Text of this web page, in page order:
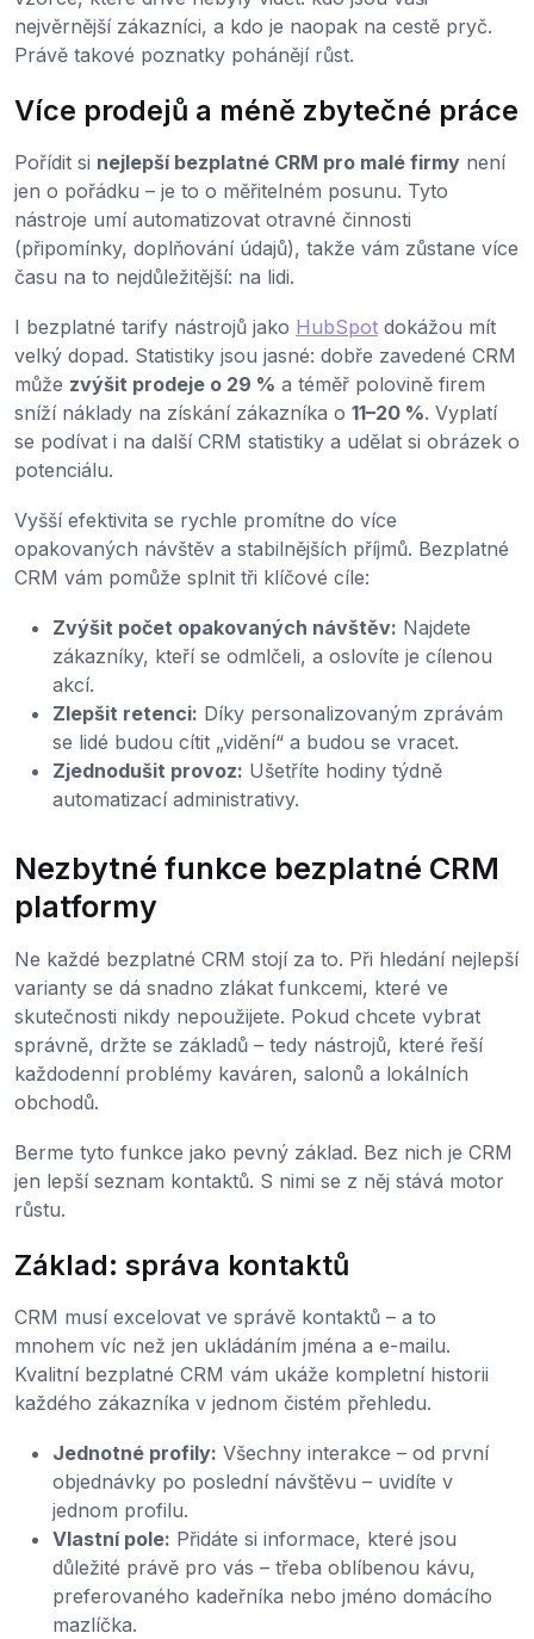
nejvěrnější zákazníci, a kdo je naopak na cestě pryč.
Právě takové poznatky pohánějí růst.
Více prodejů a méně zbytečné práce
Pořídit si nejlepší bezplatné CRM pro malé firmy není
jen o pořádku – je to o měřitelném posunu. Tyto
nástroje umí automatizovat otravné činnosti
(připomínky, doplňování údajů), takže vám zůstane více
času na to nejdůležitější: na lidi.
I bezplatné tarify nástrojů jako HubSpot dokážou mít
velký dopad. Statistiky jsou jasné: dobře zavedené CRM
může zvýšit prodeje o 29 % a téměř polovině firem
sníží náklady na získání zákazníka o 11–20 %. Vyplatí
se podívat i na další CRM statistiky a udělat si obrázek o
potenciálu.
Vyšší efektivita se rychle promítne do více
opakovaných návštěv a stabilnějších příjmů. Bezplatné
CRM vám pomůže splnit tři klíčové cíle:
Zvýšit počet opakovaných návštěv: Najdete
zákazníky, kteří se odmlčeli, a oslovíte je cílenou
akcí.
Zlepšit retenci: Díky personalizovaným zprávám
se lidé budou cítit „vidění“ a budou se vracet.
Zjednodušit provoz: Ušetříte hodiny týdně
automatizací administrativy.
Nezbytné funkce bezplatné CRM
platformy
Ne každé bezplatné CRM stojí za to. Při hledání nejlepší
varianty se dá snadno zlákat funkcemi, které ve
skutečnosti nikdy nepoužijete. Pokud chcete vybrat
správně, držte se základů – tedy nástrojů, které řeší
každodenní problémy kaváren, salonů a lokálních
obchodů.
Berme tyto funkce jako pevný základ. Bez nich je CRM
jen lepší seznam kontaktů. S nimi se z něj stává motor
růstu.
Základ: správa kontaktů
CRM musí excelovat ve správě kontaktů – a to
mnohem víc než jen ukládáním jména a e-mailu.
Kvalitní bezplatné CRM vám ukáže kompletní historii
každého zákazníka v jednom čistém přehledu.
Jednotné profily: Všechny interakce – od první
objednávky po poslední návštěvu – uvidíte v
jednom profilu.
Vlastní pole: Přidáte si informace, které jsou
důležité právě pro vás – třeba oblíbenou kávu,
preferovaného kadeřníka nebo jméno domácího
mazlíčka.